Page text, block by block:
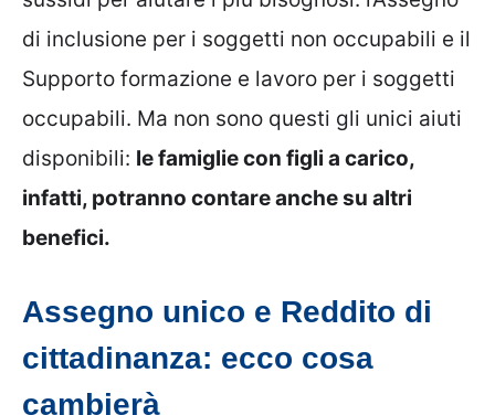
di inclusione per i soggetti non occupabili e il
Supporto formazione e lavoro per i soggetti
occupabili. Ma non sono questi gli unici aiuti
disponibili: le famiglie con figli a carico,
infatti, potranno contare anche su altri
benefici.
Assegno unico e Reddito di
cittadinanza: ecco cosa
cambierà